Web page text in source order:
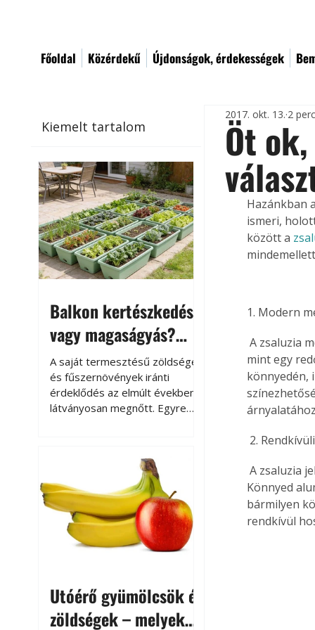
Főoldal Közérdekű Újdonságok, érdekességek
Kiemelt tartalom
Balkon kertészkedés
vagy magaságyás?
Helytakarékos
kertészkedés
A saját termesztésű zöldségek
és fűszernövények iránti
érdeklődés az elmúlt években
látványosan megnőtt. Egyre
kertészkedés sokak számára
kikapcsolódást és feltöltődést
is jelent.
Utóérő gyümölcsök és
zöldségek – melyek
Öt
2017. okt. 13. 2
Hazánkban
ismeri,
között a
1. Modern
A zsaluzia
mint egy
könnyedén,
2.
A zsaluzia
Könnyed
bármilyen
rendkívül